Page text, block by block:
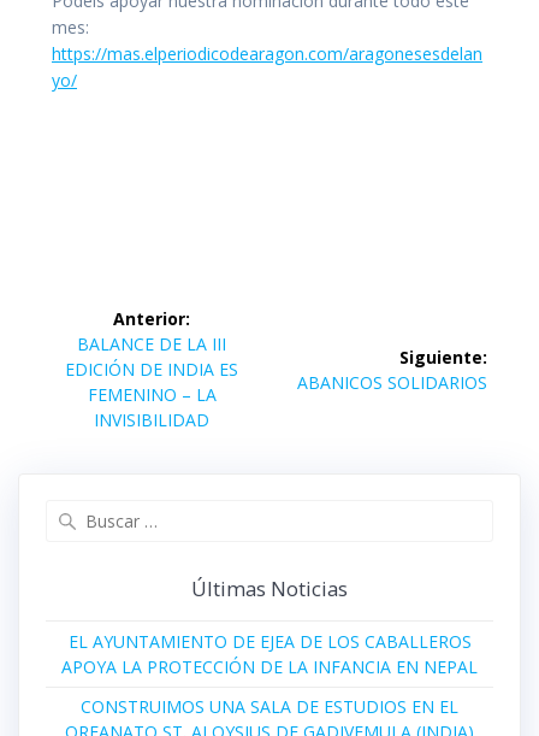
mes:
https://mas.elperiodicodearagon.com/aragonesesdelan
yo/
Navegación
de
entradas
Anterior:
Entrada
anterior:
BALANCE DE LA III
EDICIÓN DE INDIA ES
FEMENINO – LA
INVISIBILIDAD
Siguiente:
Siguiente
ABANICOS SOLIDARIOS
Últimas Noticias
EL AYUNTAMIENTO DE EJEA DE LOS CABALLEROS
APOYA LA PROTECCIÓN DE LA INFANCIA EN NEPAL
CONSTRUIMOS UNA SALA DE ESTUDIOS EN EL